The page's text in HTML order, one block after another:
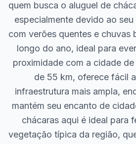
quem busca o aluguel de
especialmente devido ao
com verões quentes e chuvas
longo do ano, ideal para
proximidade com a cidade
de 55 km, oferece fácil
infraestrutura mais ampla,
mantém seu encanto de
chácaras aqui é ideal para
vegetação típica da região,